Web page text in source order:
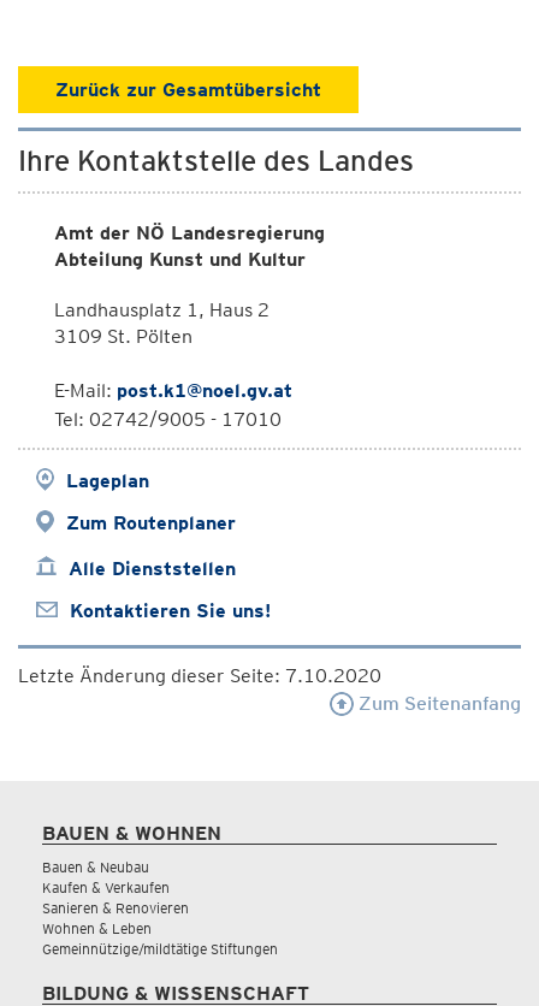
Zurück zur Gesamtübersicht
Ihre Kontaktstelle des Landes
Amt der NÖ Landesregierung
Abteilung Kunst und Kultur
Landhausplatz 1, Haus 2
3109 St. Pölten
E-Mail: post.k1@noel.gv.at
Tel: 02742/9005 - 17010
Lageplan
Zum Routenplaner
Alle Dienststellen
Kontaktieren Sie uns!
Letzte Änderung dieser Seite: 7.10.2020
Zum Seitenanfang
BAUEN & WOHNEN
Bauen & Neubau
Kaufen & Verkaufen
Sanieren & Renovieren
Wohnen & Leben
Gemeinnützige/mildtätige Stiftungen
BILDUNG & WISSENSCHAFT